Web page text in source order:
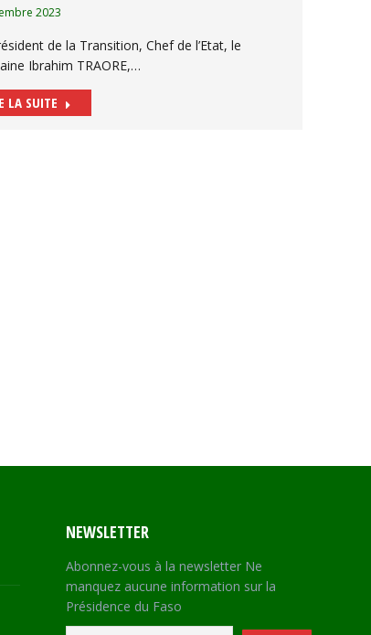
2023
de la Transition, Chef de l’Etat, le
Ibrahim TRAORE,…
LA SUITE
NEWSLETTER
Abonnez-vous à la newsletter Ne
manquez aucune information sur la
Présidence du Faso